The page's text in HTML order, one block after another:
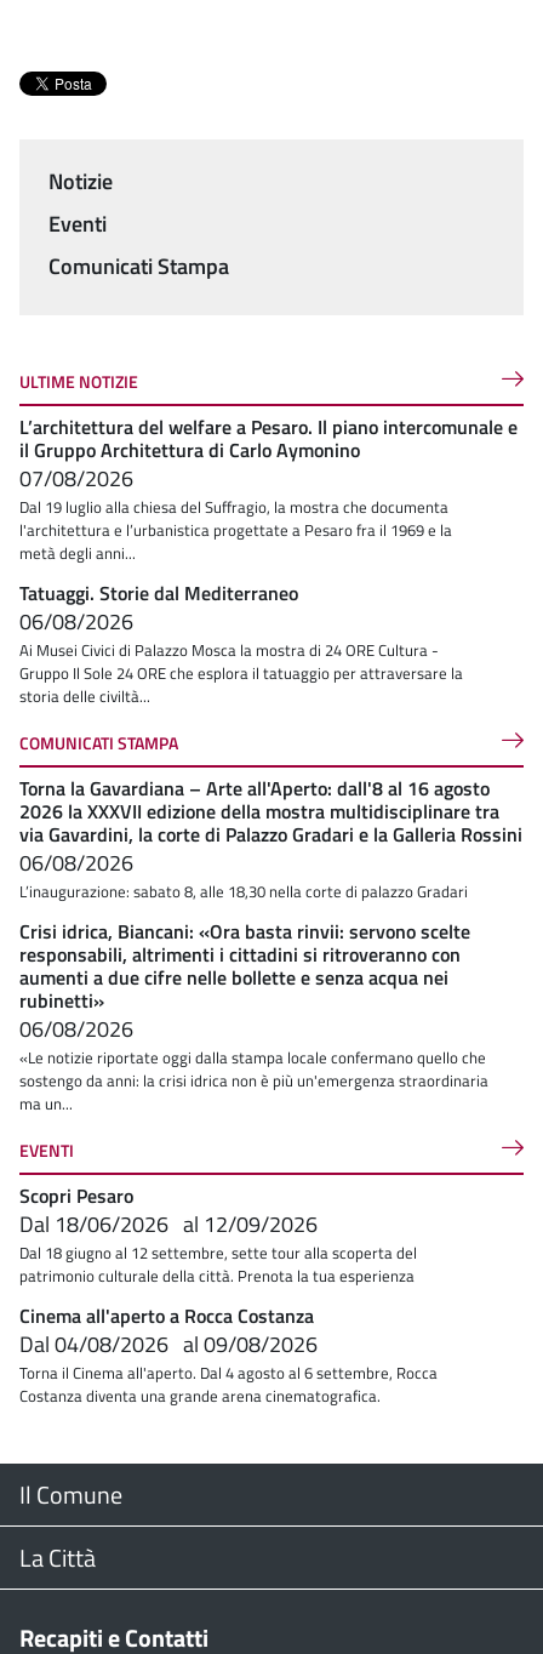
Menu
Notizie
Eventi
Comunicati Stampa
ULTIME NOTIZIE
L’architettura del welfare a Pesaro. Il piano intercomunale e
il Gruppo Architettura di Carlo Aymonino
07/08/2026
Dal 19 luglio alla chiesa del Suffragio, la mostra che documenta
l'architettura e l’urbanistica progettate a Pesaro fra il 1969 e la
metà degli anni...
Tatuaggi. Storie dal Mediterraneo
06/08/2026
Ai Musei Civici di Palazzo Mosca la mostra di 24 ORE Cultura -
Gruppo Il Sole 24 ORE che esplora il tatuaggio per attraversare la
storia delle civiltà...
COMUNICATI STAMPA
Torna la Gavardiana – Arte all'Aperto: dall'8 al 16 agosto
2026 la XXXVII edizione della mostra multidisciplinare tra
via Gavardini, la corte di Palazzo Gradari e la Galleria Rossini
06/08/2026
L’inaugurazione: sabato 8, alle 18,30 nella corte di palazzo Gradari
Crisi idrica, Biancani: «Ora basta rinvii: servono scelte
responsabili, altrimenti i cittadini si ritroveranno con
aumenti a due cifre nelle bollette e senza acqua nei
rubinetti»
06/08/2026
«Le notizie riportate oggi dalla stampa locale confermano quello che
sostengo da anni: la crisi idrica non è più un'emergenza straordinaria
ma un...
EVENTI
Scopri Pesaro
Dal 18/06/2026 al 12/09/2026
Dal 18 giugno al 12 settembre, sette tour alla scoperta del
patrimonio culturale della città. Prenota la tua esperienza
Cinema all'aperto a Rocca Costanza
Dal04/08/2026 al09/08/2026
Torna il Cinema all'aperto. Dal 4 agosto al 6 settembre, Rocca
Costanza diventa una grande arena cinematografica.
Menu
Footer
Il Comune
Il Sindaco
La Città
Web Cam
Recapiti e Contatti